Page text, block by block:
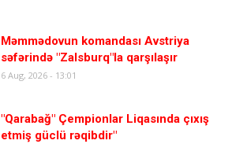
Məmmədovun komandası Avstriya
səfərində "Zalsburq"la qarşılaşır
6 Aug, 2026 - 13:01
"Qarabağ" Çempionlar Liqasında çıxış
etmiş güclü rəqibdir"